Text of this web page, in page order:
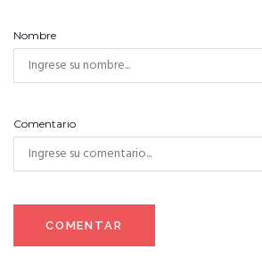
Nombre
Comentario